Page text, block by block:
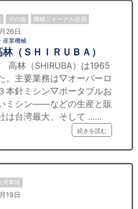
その他 機械ジャーナル会員
26日
産業機械
（ＳＨＩＲＵＢＡ）
林（SHIRUBA）は1965
。主要業務は▽オーバーロ
本針ミシン▽ポータブルお
ミシン――などの生産と販
は台湾最大、そして ……
続きを読む
湾事情
19日